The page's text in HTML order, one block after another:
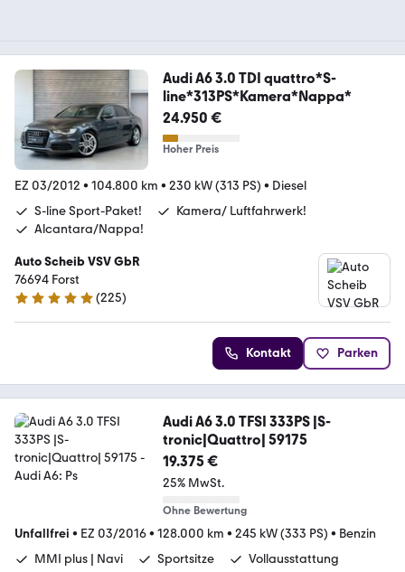
Audi A6 3.0 TDI quattro*S-
line*313PS*Kamera*Nappa*
24.950 €
Hoher Preis
EZ 03/2012 • 104.800 km • 230 kW (313 PS) • Diesel
S-line Sport-Paket!
Kamera/ Luftfahrwerk!
Alcantara/Nappa!
Auto Scheib VSV GbR
76694 Forst
5 Sterne
(225)
Kontakt Parken
Audi A6 3.0 TFSI 333PS |S-
tronic|Quattro| 59175
19.375 €
25% MwSt.
Ohne Bewertung
Unfallfrei • EZ 03/2016• 128.000 km • 245 kW (333 PS) • Benzin
MMI plus | Navi
Sportsitze Vollausstattung